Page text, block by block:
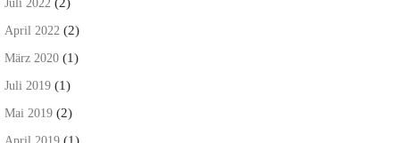
Juli 2022
April 2022 (2)
März 2020 (1)
Juli 2019 (1)
Mai 2019 (2)
(1)